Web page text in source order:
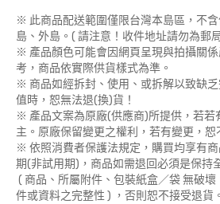
※ 此商品配送範圍僅限台灣本島區，不
島、外島。( 請注意！收件地址請勿為郵
※ 產品顏色可能會因網頁呈現與拍攝關
考，商品依實際供貨樣式為準。
※ 商品如經拆封、使用、或拆解以致缺
值時，恕無法退(換)貨！
※ 產品文案為原廠(供應商)所提供，若若
主。原廠保留變更之權利，若有變更，恕
※ 依照消費者保護法規定，購買均享有
期(非試用期)，商品如需退回必須是保持
( 商品、所屬附件、包裝紙盒／袋 無破
件或資料之完整性 ) ，否則恕不接受退貨。